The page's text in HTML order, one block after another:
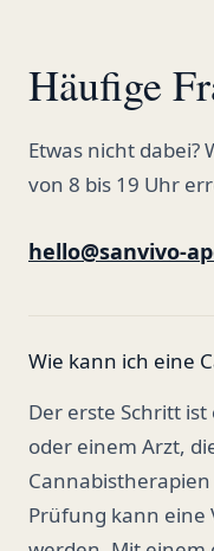
Häufige
Etwas nicht dabei?
von 8 bis 19 Uhr
hello@sanvivo-
Wie kann ich eine
Der erste Schritt
oder einem Arzt,
Prüfung kann eine